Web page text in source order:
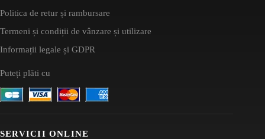
Politica de retur și rambursare
Termeni și condiții de vânzare și utilizare
Informații legale și GDPR
Puteți plăti cu
SERVICII ONLINE